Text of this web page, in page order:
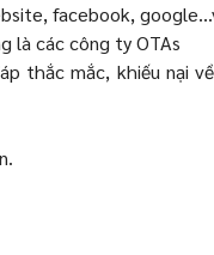
facebook,
là các công ty OTAs
thắc mắc, khiếu nại